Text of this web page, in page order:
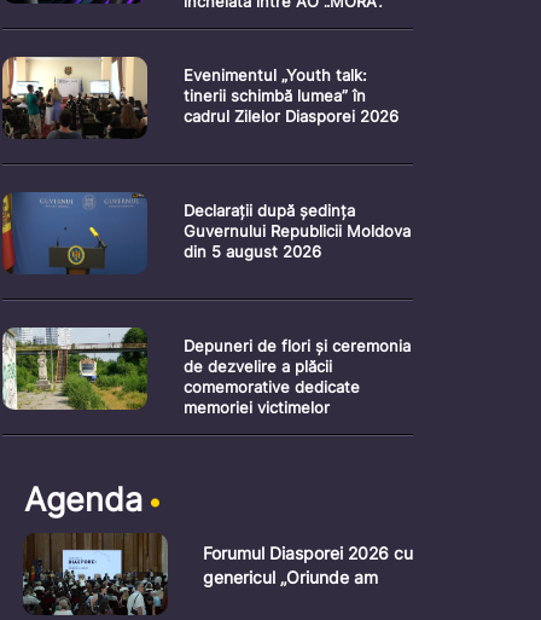
Evenimentul „Youth talk:
tinerii schimbă lumea” în
cadrul Zilelor Diasporei 2026
Declarații după ședința
Guvernului Republicii Moldova
din 5 august 2026
Depuneri de flori și ceremonia
de dezvelire a plăcii
comemorative dedicate
memoriei victimelor
Agenda
Forumul Diasporei 2026 cu
genericul „Oriunde am